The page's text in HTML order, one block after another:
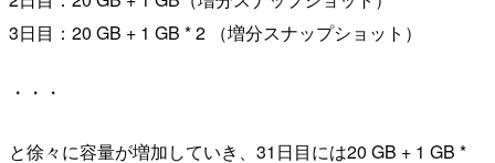
3日目：20 GB + 1 GB * 2 （増分スナップショット）
・・・
と徐々に容量が増加していき、31日目には20 GB + 1 GB *